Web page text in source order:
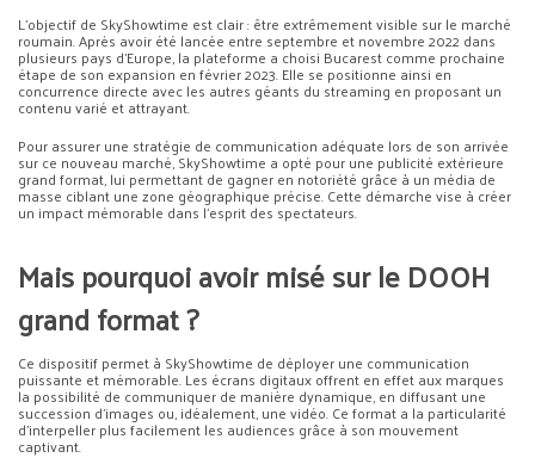
L’objectif de SkyShowtime est clair : être extrêmement visible sur le marché
roumain. Après avoir été lancée entre septembre et novembre 2022 dans
plusieurs pays d’Europe, la plateforme a choisi Bucarest comme prochaine
étape de son expansion en février 2023. Elle se positionne ainsi en
concurrence directe avec les autres géants du streaming en proposant un
contenu varié et attrayant.
Pour assurer une stratégie de communication adéquate lors de son arrivée
sur ce nouveau marché, SkyShowtime a opté pour une publicité extérieure
grand format, lui permettant de gagner en notoriété grâce à un média de
masse ciblant une zone géographique précise. Cette démarche vise à créer
un impact mémorable dans l’esprit des spectateurs.
Mais pourquoi avoir misé sur le DOOH
grand format ?
Ce dispositif permet à SkyShowtime de déployer une communication
puissante et mémorable. Les écrans digitaux offrent en effet aux marques
la possibilité de communiquer de manière dynamique, en diffusant une
succession d’images ou, idéalement, une vidéo. Ce format a la particularité
d’interpeller plus facilement les audiences grâce à son mouvement
captivant.